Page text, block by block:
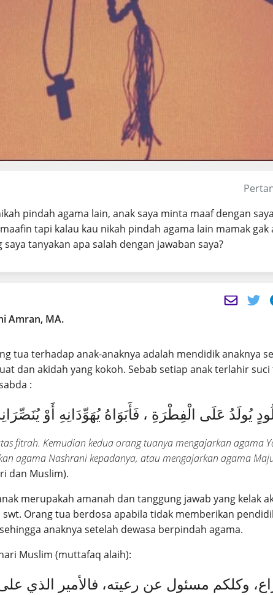
pindah agama lain, anak saya minta maaf dengan
maafin tapi kalau kau nikah pindah agama lain mamak gak
tanyakan apa salah dengan jawaban saya?
Amran, MA.
tua terhadap anak-anaknya adalah mendidik anaknya
dan akidah yang kokoh. Sebab setiap anak terlahir suci
:
يُولَدُ عَلَى الْفِطْرَةِ ، فَأَبَوَاهُ يُهَوِّدَانِهِ أَوْ
fitrah. Kemudian kedua orang tuanya mengajarkan agama
agama Nashrani kepadanya, atau mengajarkan agama
dan Muslim).
merupakah amanah dan tanggung jawab yang kelak
Orang tua berdosa apabila tidak memberikan
anaknya setelah dewasa berpindah agama.
Muslim (muttafaq alaih):
وكلكم مسئول عن رعيته، فالأمير الذي